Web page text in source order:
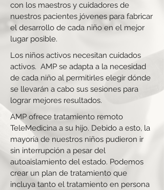
con los maestros y cuidadores de
nuestros pacientes jóvenes para fabricar
el desarrollo de cada niño en el mejor
lugar posible.
Los niños activos necesitan cuidados
activos. AMP se adapta a la necesidad
de cada niño al permitirles elegir dónde
se llevarán a cabo sus sesiones para
lograr mejores resultados.
AMP ofrece tratamiento remoto
TeleMedicina a su hijo. Debido a esto, la
mayoría de nuestros niños pudieron ir
sin interrupción a pesar del
autoaislamiento del estado. Podemos
crear un plan de tratamiento que
incluya tanto el tratamiento en persona